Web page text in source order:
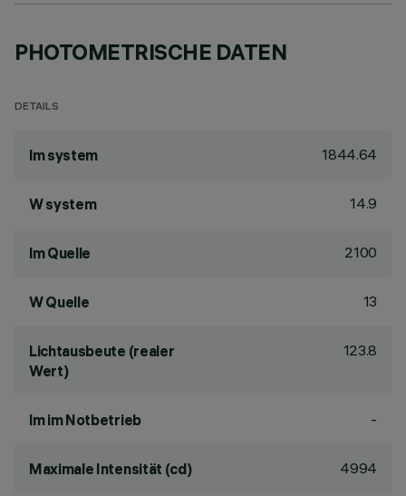
PHOTOMETRISCHE DATEN
DETAILS
lm system 1844.64
W system 14.9
lm Quelle 2100
W Quelle 13
Lichtausbeute (realer
Wert)
123.8
lm im Notbetrieb -
Maximale Intensität (cd) 4994